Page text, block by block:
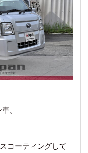
。
コーティングして